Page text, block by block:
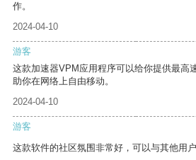
作。
2024-04-10
游客
这款加速器VPM应用程序可以给你提供最高
助你在网络上自由移动。
2024-04-10
游客
这款软件的社区氛围非常好，可以与其他用户